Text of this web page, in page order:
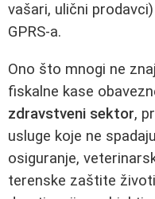
vašari, ulični
GPRS‑a.
Ono što mnogi ne
fiskalne kase
zdravstveni sektor,
usluge koje ne
osiguranje,
terenske zaštite